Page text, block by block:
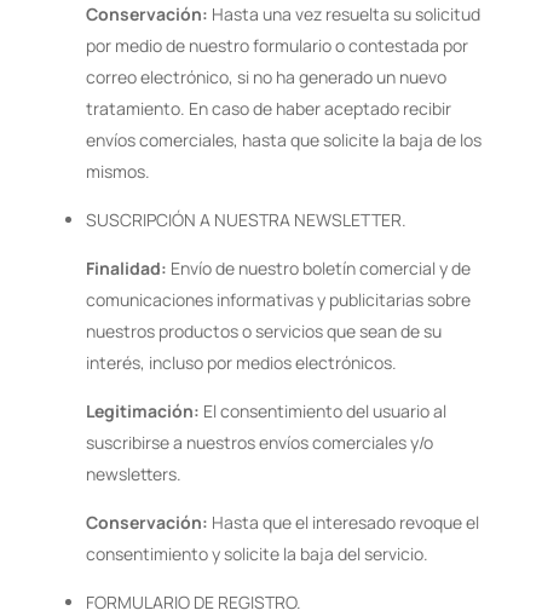
Conservación: Hasta una vez resuelta su solicitud
por medio de nuestro formulario o contestada por
correo electrónico, si no ha generado un nuevo
tratamiento. En caso de haber aceptado recibir
envíos comerciales, hasta que solicite la baja de los
mismos.
SUSCRIPCIÓN A NUESTRA NEWSLETTER.
Finalidad: Envío de nuestro boletín comercial y de
comunicaciones informativas y publicitarias sobre
nuestros productos o servicios que sean de su
interés, incluso por medios electrónicos.
Legitimación: El consentimiento del usuario al
suscribirse a nuestros envíos comerciales y/o
newsletters.
Conservación: Hasta que el interesado revoque el
consentimiento y solicite la baja del servicio.
FORMULARIO DE REGISTRO.